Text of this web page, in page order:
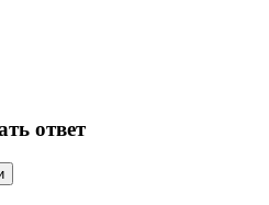
ответ